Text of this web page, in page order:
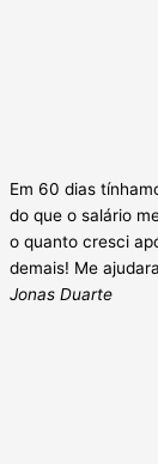
Em 60 dias
do que o salário
o quanto cresci
demais! Me
Jonas Duarte